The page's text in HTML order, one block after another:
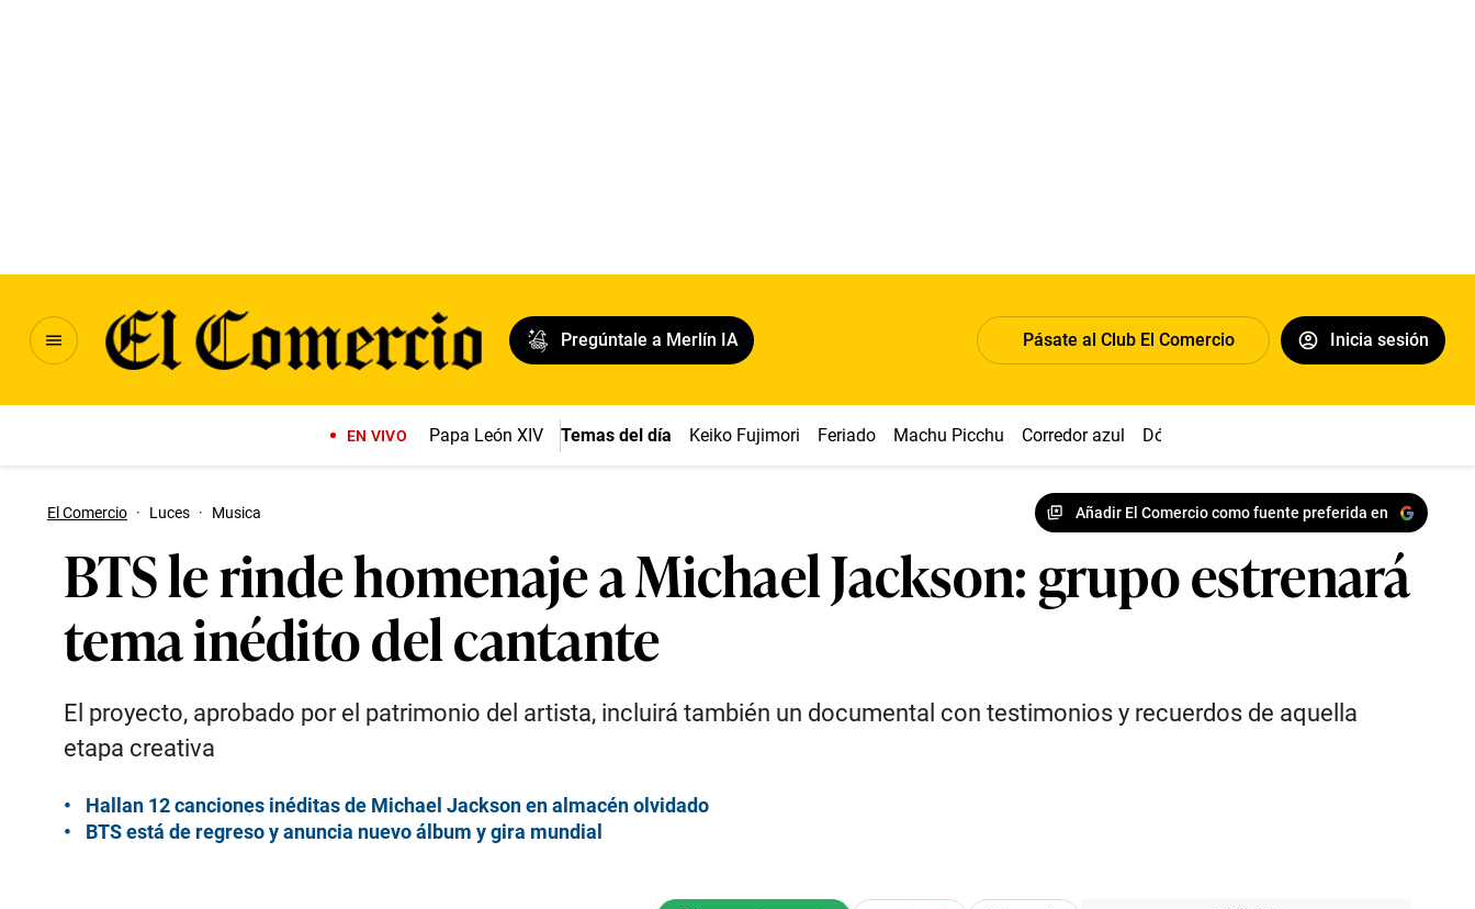
Pregúntale a Merlín IA Pásate al Club El Comercio Inicia sesión
EN VIVO Papa León XIV Temas del día Keiko Fujimori Feriado Machu Picchu Corredor azul Dólar
El Comercio · Luces · Musica Añadir El Comercio como fuente preferida en
BTS le rinde homenaje a Michael Jackson: grupo estrenará
tema inédito del cantante
El proyecto, aprobado por el patrimonio del artista, incluirá también un documental con testimonios y recuerdos de aquella
etapa creativa
Hallan 12 canciones inéditas de Michael Jackson en almacén olvidado
BTS está de regreso y anuncia nuevo álbum y gira mundial